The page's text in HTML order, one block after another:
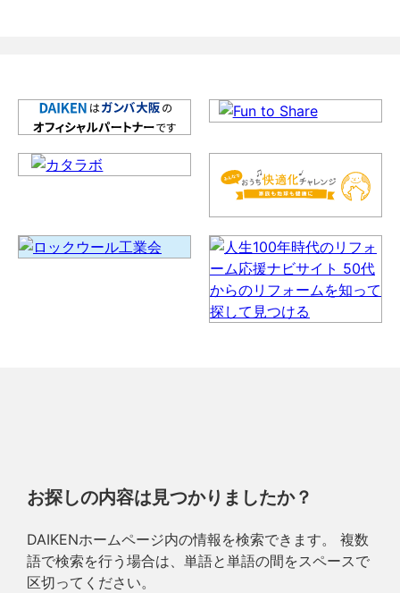
お探しの内容は見つかりましたか？
DAIKENホームページ内の情報を検索できます。 複数
語で検索を行う場合は、単語と単語の間をスペースで
区切ってください。